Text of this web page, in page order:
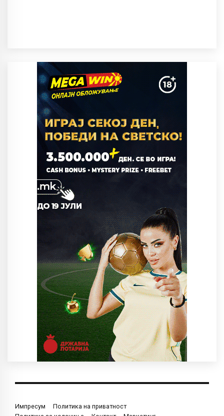
Импресум
Политика на приватност